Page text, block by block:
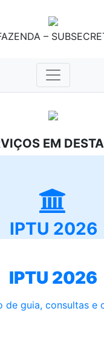
–
EM
IPTU 2026
IPTU 2026
de guia, consultas e